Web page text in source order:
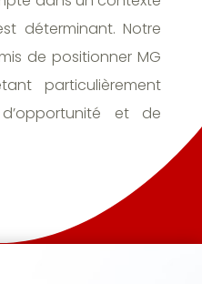
déterminant. Notre
de positionner MG
particulièrement
et de